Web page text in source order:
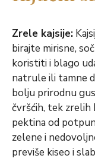
Zrele kajsije:
birajte mirisne,
koristiti i blago
natrule ili tamne
bolju prirodnu
čvršćih, tek zrelih
pektina od
zelene i
previše kiseo i